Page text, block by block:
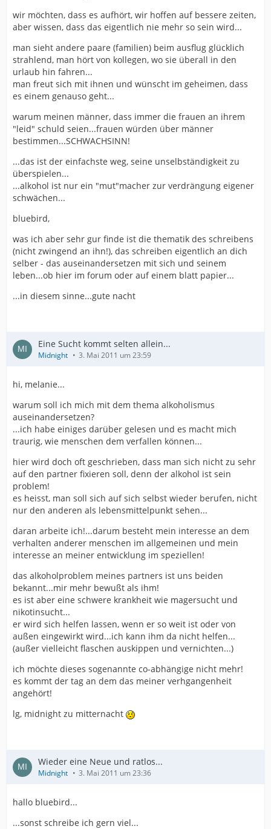
wir möchten, dass es aufhört, wir hoffen auf bessere zeiten,
aber wissen, dass das eigentlich nie mehr so sein wird...
man sieht andere paare (familien) beim ausflug glücklich
strahlend, man hört von kollegen, wo sie überall in den
urlaub hin fahren...
man freut sich mit ihnen und wünscht im geheimen, dass
es einem genauso geht...
warum meinen männer, dass immer die frauen an ihrem
"leid" schuld seien...frauen würden über männer
bestimmen...SCHWACHSINN!
...das ist der einfachste weg, seine unselbständigkeit zu
überspielen...
...alkohol ist nur ein "mut"macher zur verdrängung eigener
schwächen...
bluebird,
was ich aber sehr gur finde ist die thematik des schreibens
(nicht zwingend an ihn!), das schreiben eigentlich an dich
selber - das auseinandersetzen mit sich und seinem
leben...ob hier im forum oder auf einem blatt papier...
...in diesem sinne...gute nacht
Eine Sucht kommt selten allein...
Midnight 3. Mai 2011 um 23:59
hi, melanie...
warum soll ich mich mit dem thema alkoholismus
auseinandersetzen?
...ich habe einiges darüber gelesen und es macht mich
traurig, wie menschen dem verfallen können...
hier wird doch oft geschrieben, dass man sich nicht zu sehr
auf den partner fixieren soll, denn der alkohol ist sein
problem!
es heisst, man soll sich auf sich selbst wieder berufen, nicht
nur den anderen als lebensmittelpunkt sehen...
daran arbeite ich!...darum besteht mein interesse an dem
verhalten anderer menschen im allgemeinen und mein
interesse an meiner entwicklung im speziellen!
das alkoholproblem meines partners ist uns beiden
bekannt...mir mehr bewußt als ihm!
es ist aber eine schwere krankheit wie magersucht und
nikotinsucht...
er wird sich helfen lassen, wenn er so weit ist oder von
außen eingewirkt wird...ich kann ihm da nicht helfen...
(außer vielleicht flaschen auskippen und vernichten...)
ich möchte dieses sogenannte co-abhängige nicht mehr!
es kommt der tag an dem das meiner verhgangenheit
angehört!
lg, midnight zu mitternacht
Wieder eine Neue und ratlos...
Midnight 3. Mai 2011 um 23:36
hallo bluebird...
...sonst schreibe ich gern viel...